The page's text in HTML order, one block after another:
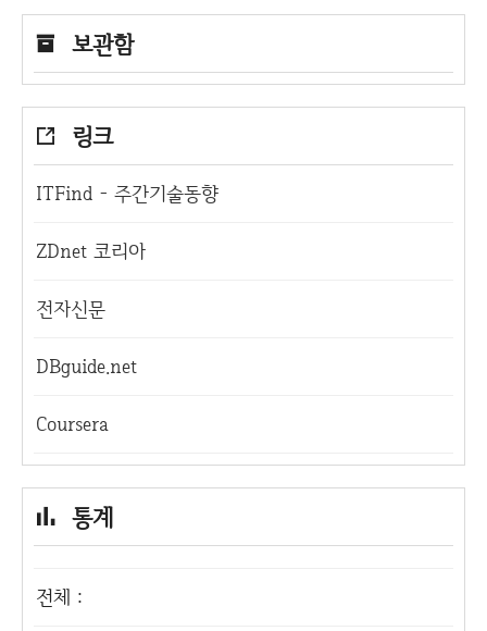
보관함
링크
ITFind - 주간기술동향
ZDnet 코리아
전자신문
DBguide.net
Coursera
통계
전체 :